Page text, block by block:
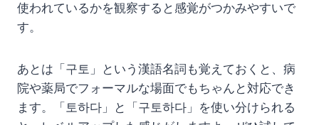
使われているかを観察すると感覚がつかみやすいで
す。
あとは「구토」という漢語名詞も覚えておくと、病
院や薬局でフォーマルな場面でもちゃんと対応でき
ます。「토하다」と「구토하다」を使い分けられる